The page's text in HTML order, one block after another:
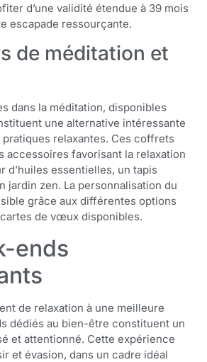
d’une validité étendue à 39 mois
escapade ressourçante.
de méditation et
dans la méditation, disponibles
une alternative intéressante
relaxantes. Ces coffrets
accessoires favorisant la relaxation
d’huiles essentielles, un tapis
jardin zen. La personnalisation du
grâce aux différentes options
cartes de vœux disponibles.
ends
de relaxation à une meilleure
dédiés au bien-être constituent un
et attentionné. Cette expérience
et évasion, dans un cadre idéal